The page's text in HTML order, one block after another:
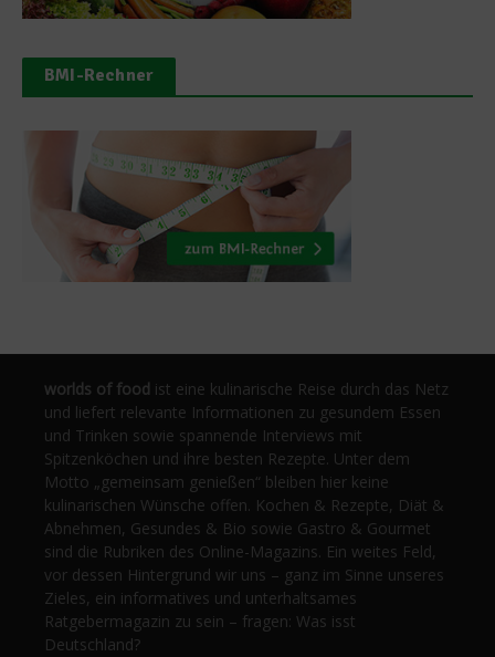
BMI-Rechner
worlds of food ist eine kulinarische Reise durch das Netz
und liefert relevante Informationen zu gesundem Essen
und Trinken sowie spannende Interviews mit
Spitzenköchen und ihre besten Rezepte. Unter dem
Motto „gemeinsam genießen“ bleiben hier keine
kulinarischen Wünsche offen. Kochen & Rezepte, Diät &
Abnehmen, Gesundes & Bio sowie Gastro & Gourmet
sind die Rubriken des Online-Magazins. Ein weites Feld,
vor dessen Hintergrund wir uns – ganz im Sinne unseres
Zieles, ein informatives und unterhaltsames
Ratgebermagazin zu sein – fragen: Was isst
Deutschland?